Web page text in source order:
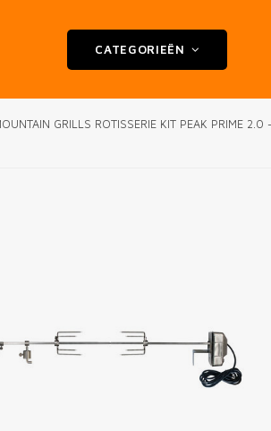
CATEGORIEËN
GRILLS ROTISSERIE KIT PEAK PRIME